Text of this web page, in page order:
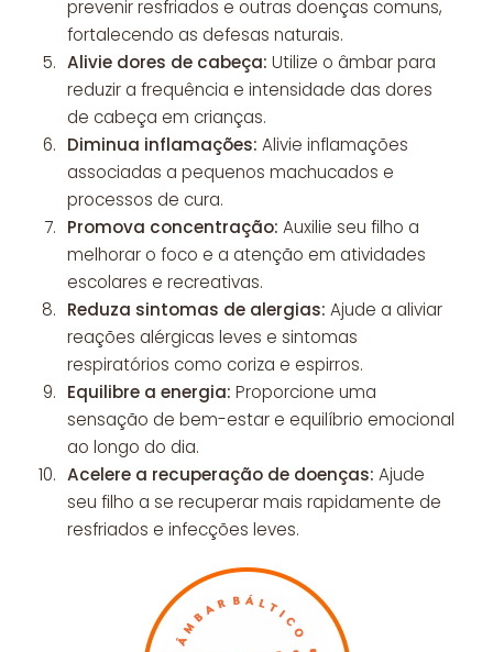
prevenir resfriados e outras doenças comuns,
fortalecendo as defesas naturais.
Alivie dores de cabeça: Utilize o âmbar para
reduzir a frequência e intensidade das dores
de cabeça em crianças.
Diminua inflamações: Alivie inflamações
associadas a pequenos machucados e
processos de cura.
Promova concentração: Auxilie seu filho a
melhorar o foco e a atenção em atividades
escolares e recreativas.
Reduza sintomas de alergias: Ajude a aliviar
reações alérgicas leves e sintomas
respiratórios como coriza e espirros.
Equilibre a energia: Proporcione uma
sensação de bem-estar e equilíbrio emocional
ao longo do dia.
Acelere a recuperação de doenças: Ajude
seu filho a se recuperar mais rapidamente de
resfriados e infecções leves.